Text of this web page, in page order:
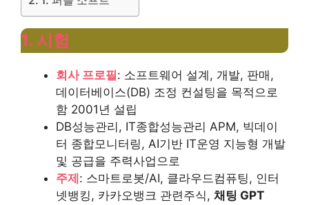
1. 시험
회사 프로필: 소프트웨어 설계, 개발, 판매,
데이터베이스(DB) 조정 컨설팅을 목적으로
함 2001년 설립
DB성능관리, IT종합성능관리 APM, 빅데이
터 종합모니터링, AI기반 IT운영 지능형 개발
및 공급을 주력사업으로
주제 : 스마트로봇/AI, 클라우드컴퓨팅, 인터
넷뱅킹, 카카오뱅크 관련주식, 채팅 GPT